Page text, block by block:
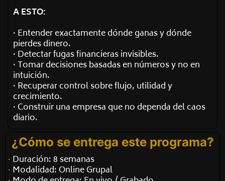
A ESTO:
· Entender exactamente dónde ganas y dónde
pierdes dinero.
· Detectar fugas financieras invisibles.
· Tomar decisiones basadas en números y no en
intuición.
· Recuperar control sobre flujo, utilidad y
crecimiento.
· Construir una empresa que no dependa del caos
diario.
¿Cómo se entrega este programa?
· Duración: 8 semanas
· Modalidad: Online Grupal